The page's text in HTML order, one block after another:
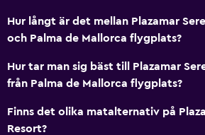
Hur långt är det mellan Plazamar
och Palma de Mallorca flygplats?
Hur tar man sig bäst till Plazamar
från Palma de Mallorca flygplats?
Finns det olika matalternativ på
Resort?